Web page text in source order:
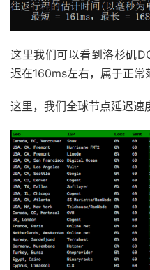
这里我们可以看到洛杉矶
迟在160ms左右，属于正常
这里，我们全球节点延迟速